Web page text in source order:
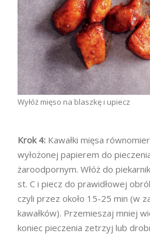
Wyłóż mięso na blaszkę i upiecz
Krok 4: Kawałki mięsa
wyłożonej papierem do
żaroodpornym. Włóż do
st. C i piecz do prawidłowej
czyli przez około 15-25 min (w
kawałków). Przemieszaj mniej
koniec pieczenia zetrzyj lub